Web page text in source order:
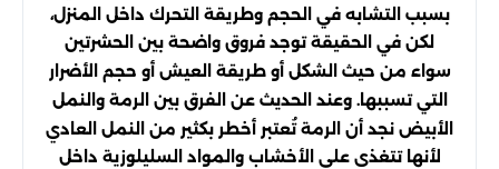
بسبب التشابه في الحجم وطريقة التحرك داخل المنزل،
لكن في الحقيقة توجد فروق واضحة بين الحشرتين
سواء من حيث الشكل أو طريقة العيش أو حجم الأضرار
التي تسببها. وعند الحديث عن الفرق بين الرمة والنمل
الأبيض نجد أن الرمة تُعتبر أخطر بكثير من النمل العادي
لأنها تتغذى على الأخشاب والمواد السليلوزية داخل